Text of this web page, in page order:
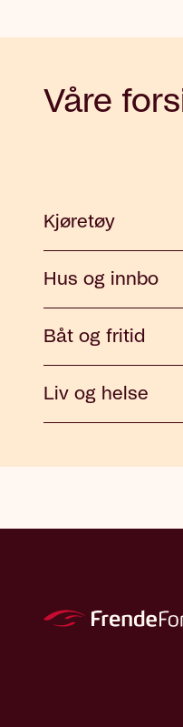
Våre
Kjøretøy
Hus og innbo
Båt og fritid
Liv og helse